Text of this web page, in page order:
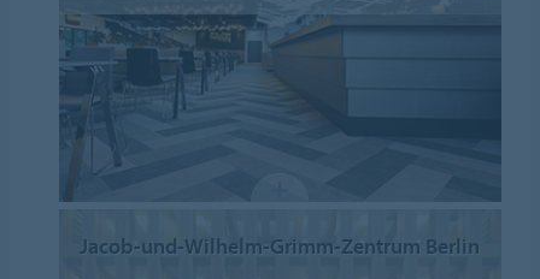
Jacob-und-Wilhelm-Grimm-Zentrum Berlin